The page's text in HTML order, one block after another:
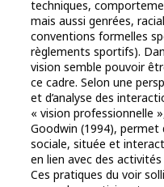
techniques,
mais aussi genrées,
conventions formelles
règlements sportifs).
vision semble pouvoir
ce cadre. Selon une
et d’analyse des
« vision professionnelle
Goodwin (1994), permet
sociale, située et
en lien avec des
Ces pratiques du voir